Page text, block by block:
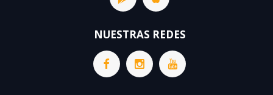
NUESTRAS REDES